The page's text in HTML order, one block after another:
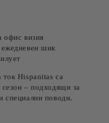
офис визия
шик
ток Hispanitas са
сезон – подходящи за
специални поводи.